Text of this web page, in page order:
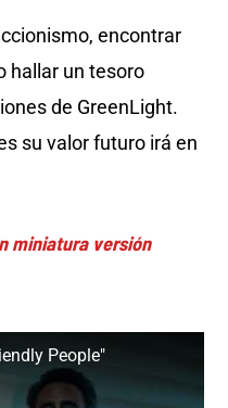
encontrar
hallar un tesoro
de GreenLight.
su valor futuro irá en
miniatura versión
People"